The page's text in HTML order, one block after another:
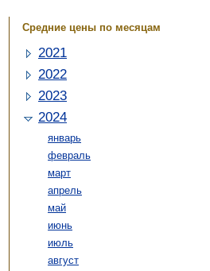
Средние цены по месяцам
2021
2022
2023
2024
январь
февраль
март
апрель
май
июнь
июль
август